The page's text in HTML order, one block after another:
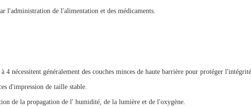
l'administration de l'alimentation et des médicaments.
4 nécessitent généralement des couches minces de haute barrière pour protéger
d'impression de taille stable.
de la propagation de l' humidité, de la lumière et de l'oxygène.